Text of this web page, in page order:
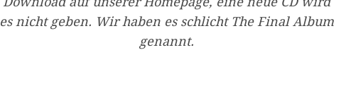
es nicht geben. Wir haben es schlicht The Final Album
genannt.